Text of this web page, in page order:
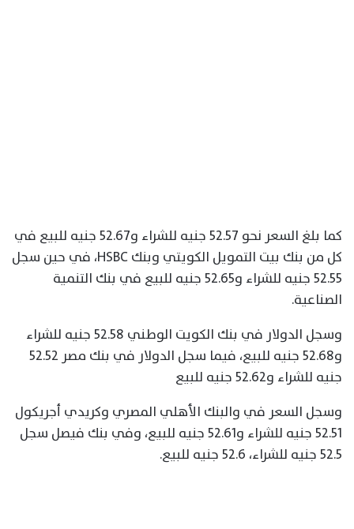
كما بلغ السعر نحو 52.57 جنيه للشراء و52.67 جنيه للبيع في
كل من بنك بيت التمويل الكويتي وبنك HSBC، في حين سجل
52.55 جنيه للشراء و52.65 جنيه للبيع في بنك التنمية
الصناعية.
وسجل الدولار في بنك الكويت الوطني 52.58 جنيه للشراء
و52.68 جنيه للبيع، فيما سجل الدولار في بنك مصر 52.52
جنيه للشراء و52.62 جنيه للبيع
وسجل السعر في والبنك الأهلي المصري وكريدي أجريكول
52.51 جنيه للشراء و52.61 جنيه للبيع، وفي بنك فيصل سجل
52.5 جنيه للشراء، 52.6 جنيه للبيع.